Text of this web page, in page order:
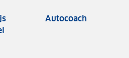
Autocoach